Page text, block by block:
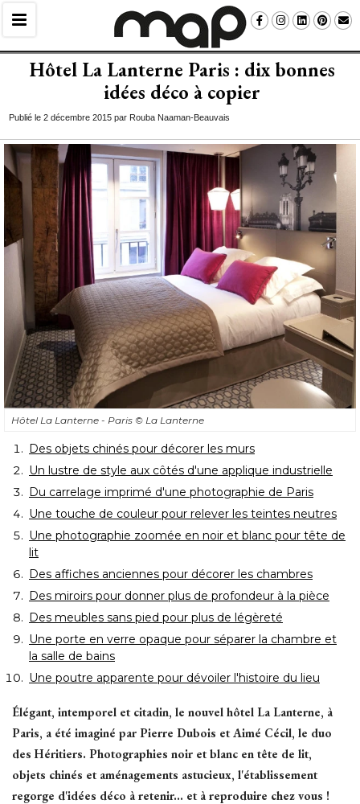
Hôtel La Lanterne Paris : dix bonnes
idées déco à copier
Publié le 2 décembre 2015 par Rouba Naaman-Beauvais
Hôtel La Lanterne - Paris © La Lanterne
Des objets chinés pour décorer les murs
Un lustre de style aux côtés d'une applique industrielle
Du carrelage imprimé d'une photographie de Paris
Une touche de couleur pour relever les teintes neutres
Une photographie zoomée en noir et blanc pour tête de
lit
Des affiches anciennes pour décorer les chambres
Des miroirs pour donner plus de profondeur à la pièce
Des meubles sans pied pour plus de légèreté
Une porte en verre opaque pour séparer la chambre et
la salle de bains
Une poutre apparente pour dévoiler l'histoire du lieu
Élégant, intemporel et citadin, le nouvel hôtel La Lanterne, à
Paris, a été imaginé par Pierre Dubois et Aimé Cécil, le duo
des Héritiers. Photographies noir et blanc en tête de lit,
objets chinés et aménagements astucieux, l'établissement
regorge d'idées déco à retenir... et à reproduire chez vous !